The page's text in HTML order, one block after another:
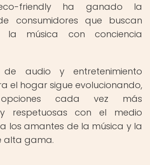
friendly ha ganado la
consumidores que buscan
la música con conciencia
audio y entretenimiento
el hogar sigue evolucionando,
opciones cada vez más
respetuosas con el medio
los amantes de la música y la
alta gama.